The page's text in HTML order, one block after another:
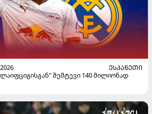
ᲔᲡᲞᲐᲜᲔᲗᲘ
შემტევი 140 მილიონად